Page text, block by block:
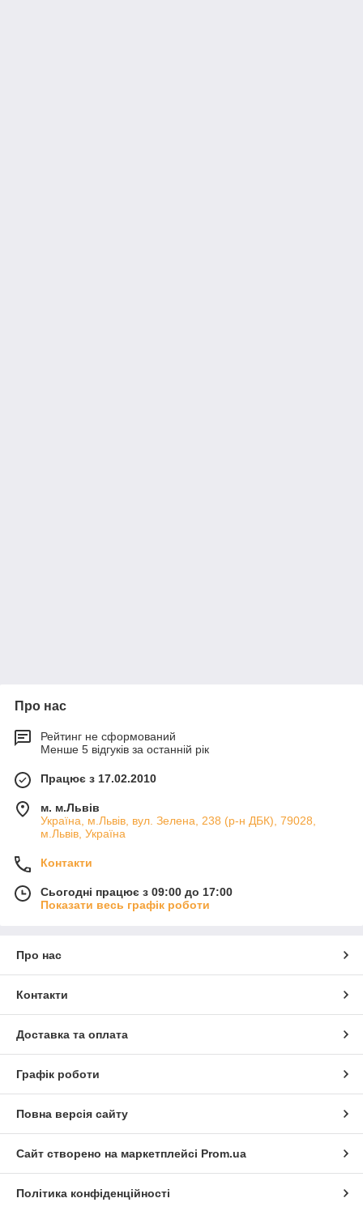
Про нас
Рейтинг не сформований
Менше 5 відгуків за останній рік
Працює з 17.02.2010
м. м.Львів
Україна, м.Львів, вул. Зелена, 238 (р-н ДБК), 79028,
м.Львів, Україна
Контакти
Сьогодні працює з 09:00 до 17:00
Показати весь графік роботи
Про нас
Контакти
Доставка та оплата
Графік роботи
Повна версія сайту
Сайт створено на маркетплейсі Prom.ua
Політика конфіденційності